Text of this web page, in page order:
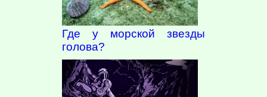
Где у морской звезды
голова?